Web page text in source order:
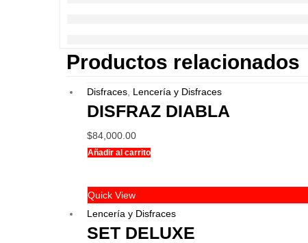
Productos relacionados
Disfraces Lencería y Disfraces
DISFRAZ DIABLA
$84,000.00
Añadir al carrito
Quick View
Lencería y Disfraces
SET DELUXE